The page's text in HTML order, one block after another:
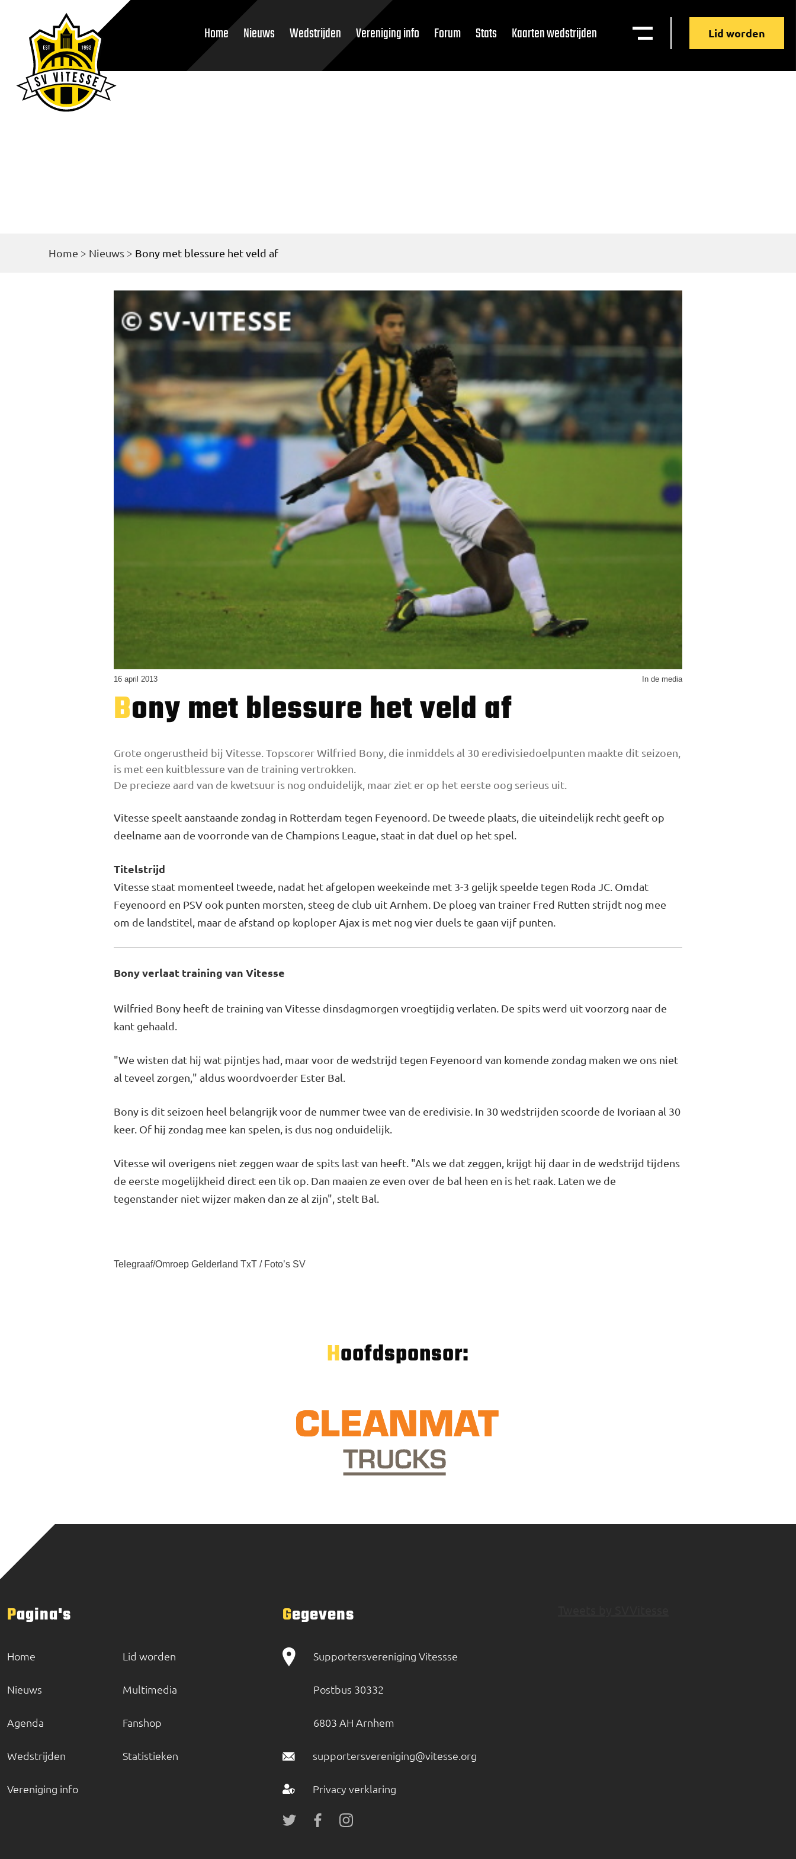
Home Nieuws Wedstrijden Vereniging info Forum Stats Kaarten wedstrijden Lid worden
Home > Nieuws > Bony met blessure het veld af
16 april 2013 In de media
Bony met blessure het veld af
Grote ongerustheid bij Vitesse. Topscorer Wilfried Bony, die inmiddels al 30 eredivisiedoelpunten maakte dit seizoen,
is met een kuitblessure van de training vertrokken.
De precieze aard van de kwetsuur is nog onduidelijk, maar ziet er op het eerste oog serieus uit.
Vitesse speelt aanstaande zondag in Rotterdam tegen Feyenoord. De tweede plaats, die uiteindelijk recht geeft op
deelname aan de voorronde van de Champions League, staat in dat duel op het spel.
Titelstrijd
Vitesse staat momenteel tweede, nadat het afgelopen weekeinde met 3-3 gelijk speelde tegen Roda JC. Omdat
Feyenoord en PSV ook punten morsten, steeg de club uit Arnhem. De ploeg van trainer Fred Rutten strijdt nog mee
om de landstitel, maar de afstand op koploper Ajax is met nog vier duels te gaan vijf punten.
Bony verlaat training van Vitesse
Wilfried Bony heeft de training van Vitesse dinsdagmorgen vroegtijdig verlaten. De spits werd uit voorzorg naar de
kant gehaald.
"We wisten dat hij wat pijntjes had, maar voor de wedstrijd tegen Feyenoord van komende zondag maken we ons niet
al teveel zorgen," aldus woordvoerder Ester Bal.
Bony is dit seizoen heel belangrijk voor de nummer twee van de eredivisie. In 30 wedstrijden scoorde de Ivoriaan al 30
keer. Of hij zondag mee kan spelen, is dus nog onduidelijk.
Vitesse wil overigens niet zeggen waar de spits last van heeft. "Als we dat zeggen, krijgt hij daar in de wedstrijd tijdens
de eerste mogelijkheid direct een tik op. Dan maaien ze even over de bal heen en is het raak. Laten we de
tegenstander niet wijzer maken dan ze al zijn", stelt Bal.
Telegraaf/Omroep Gelderland TxT / Foto’s SV
Hoofdsponsor:
Pagina's
Home
Nieuws
Agenda
Wedstrijden
Vereniging info
Lid worden
Multimedia
Fanshop
Statistieken
Gegevens
Supportersvereniging Vitessse
Postbus 30332
6803 AH Arnhem
supportersvereniging@vitesse.org
Privacy verklaring